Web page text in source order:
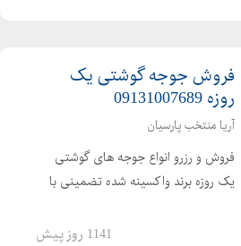
فروش جوجه گوشتی یک
روزه 09131007689
آریا منتخب پارسیان
فروش و رزرو انواع جوجه های گوشتی
یک روزه برند واکسینه شده تضمینی با
مجوز ابطال مجوز ارین راس پلاس کاب
1141 روز پیش